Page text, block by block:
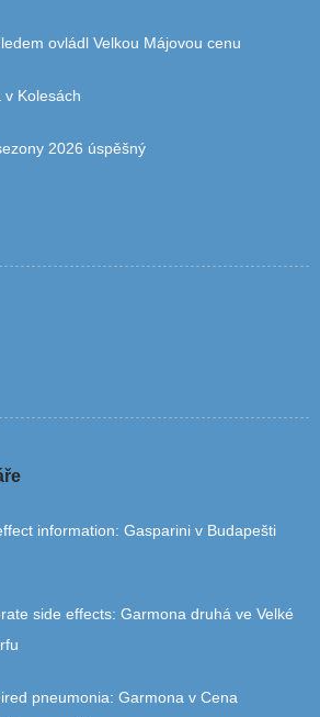
ovládl Velkou Májovou cenu
Kolesách
2026 úspěšný
information: Gasparini v Budapešti
side effects: Garmona druhá ve Velké
pneumonia: Garmona v Cena